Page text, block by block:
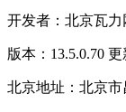
开发者：北京瓦力
版本：13.5.0.70
北京地址：北京